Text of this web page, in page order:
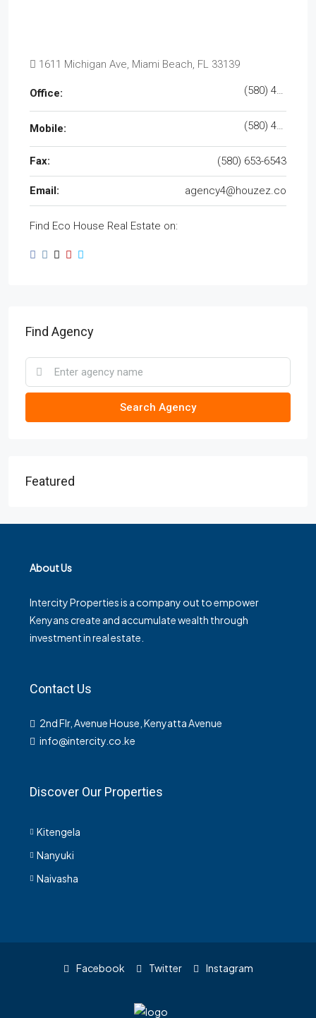
1611 Michigan Ave, Miami Beach, FL 33139
Office: (580) 453-6543
Mobile: (580) 453-6432
Fax: (580) 653-6543
Email: agency4@houzez.co
Find Eco House Real Estate on:
Find Agency
Search Agency
Featured
About Us
Intercity Properties is a company out to empower
Kenyans create and accumulate wealth through
investment in real estate.
Contact Us
2nd Flr, Avenue House, Kenyatta Avenue
info@intercity.co.ke
Discover Our Properties
Kitengela
Nanyuki
Naivasha
Facebook Twitter Instagram